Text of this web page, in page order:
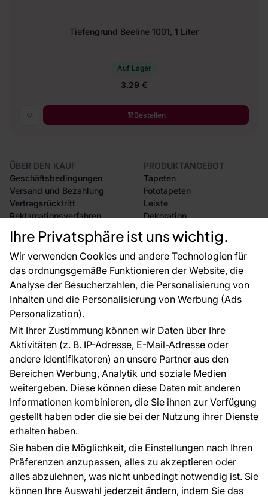
Ihre Privatsphäre ist uns wichtig.
Wir verwenden Cookies und andere Technologien für
das ordnungsgemäße Funktionieren der Website, die
Analyse der Besucherzahlen, die Personalisierung von
Inhalten und die Personalisierung von Werbung (Ads
Personalization).
Mit Ihrer Zustimmung können wir Daten über Ihre
Aktivitäten (z. B. IP-Adresse, E-Mail-Adresse oder
andere Identifikatoren) an unsere Partner aus den
Bereichen Werbung, Analytik und soziale Medien
weitergeben. Diese können diese Daten mit anderen
Informationen kombinieren, die Sie ihnen zur Verfügung
gestellt haben oder die sie bei der Nutzung ihrer Dienste
erhalten haben.
Sie haben die Möglichkeit, die Einstellungen nach Ihren
Präferenzen anzupassen, alles zu akzeptieren oder
alles abzulehnen, was nicht unbedingt notwendig ist. Sie
können Ihre Auswahl jederzeit ändern, indem Sie das
Tiefengrund Beeline 1001, 1 Liter
Auf Lager
3.29 €
Bestellen
ÜBER DEN KAUF
Geschäftsbedingungen
Versand und Bezahlung
Vertragsrücktritt
Reklamationsverfahren
Rücksendung von Waren
CE-Zertifizierung
Großhandel
Raumvisualisierung
PRODUKTANGEBOT
Tapeten
Fototapeten
Leiste
Dekoration
Selbstklebende Folien
Zubehör
Tapetenmuster
FÜR SIE
Blog
EU-Projekte
Ratschläge und Tipps
FAQ
ÜBER DAS UNTERNEHMEN
Kontakt
Haben Sie Fragen? Wir helfen Ihnen gerne weiter
und beraten Sie persönlich.
+49 781 95633072
service@tapeteneshop.de